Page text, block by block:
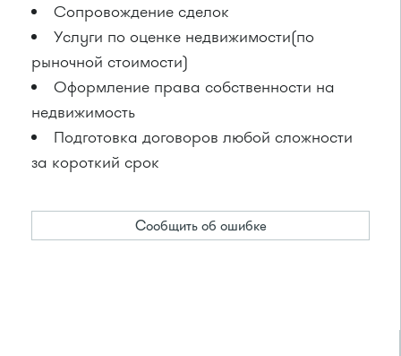
Сопровождение сделок
Услуги по оценке недвижимости(по
рыночной стоимости)
Оформление права собственности на
недвижимость
Подготовка договоров любой сложности
за короткий срок
Сообщить об ошибке